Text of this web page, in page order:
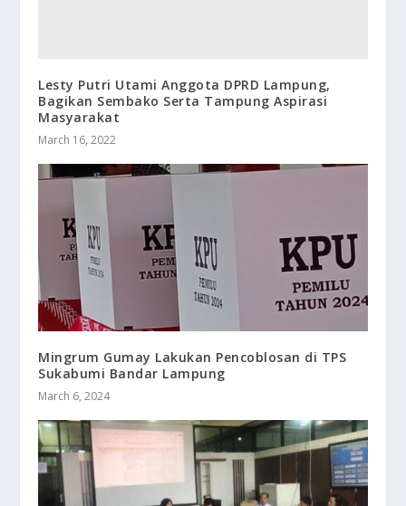
Lesty Putri Utami Anggota DPRD Lampung,
Bagikan Sembako Serta Tampung Aspirasi
Masyarakat
March 16, 2022
Mingrum Gumay Lakukan Pencoblosan di TPS
Sukabumi Bandar Lampung
March 6, 2024